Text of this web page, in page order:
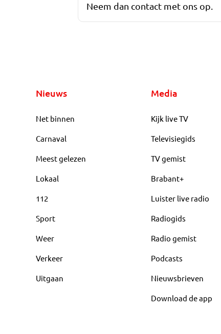
Neem dan contact met ons op.
Nieuws
Net binnen
Carnaval
Meest gelezen
Lokaal
112
Sport
Weer
Verkeer
Uitgaan
Media
Kijk live TV
Televisiegids
TV gemist
Brabant+
Luister live radio
Radiogids
Radio gemist
Podcasts
Nieuwsbrieven
Download de app